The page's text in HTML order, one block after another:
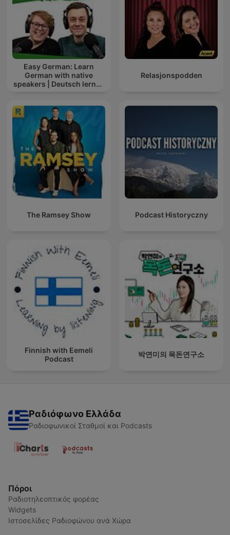
Easy German: Learn
German with native
speakers | Deutsch lernen
Relasjonspodden
The Ramsey Show Podcast Historyczny
Finnish with Eemeli
Podcast
박연미의 목돈연구소
Ραδιόφωνο Ελλάδα
Ραδιοφωνικοί Σταθμοί και Podcasts
Πόροι
Ραδιοτηλεοπτικός φορέας
Widgets
Ιστοσελίδες Ραδιοφώνου ανά Χώρα